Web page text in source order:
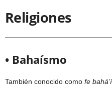
Religiones
• Bahaísmo
También conocido como fe bahá’í